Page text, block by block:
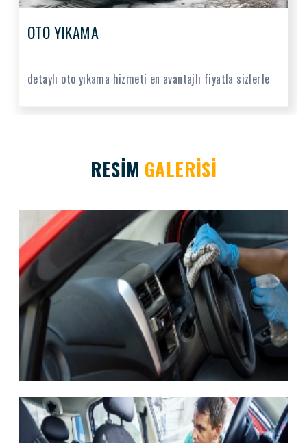
OTO YIKAMA
detaylı oto yıkama hizmeti en avantajlı fiyatla sizlerle
RESİM GALERİSİ